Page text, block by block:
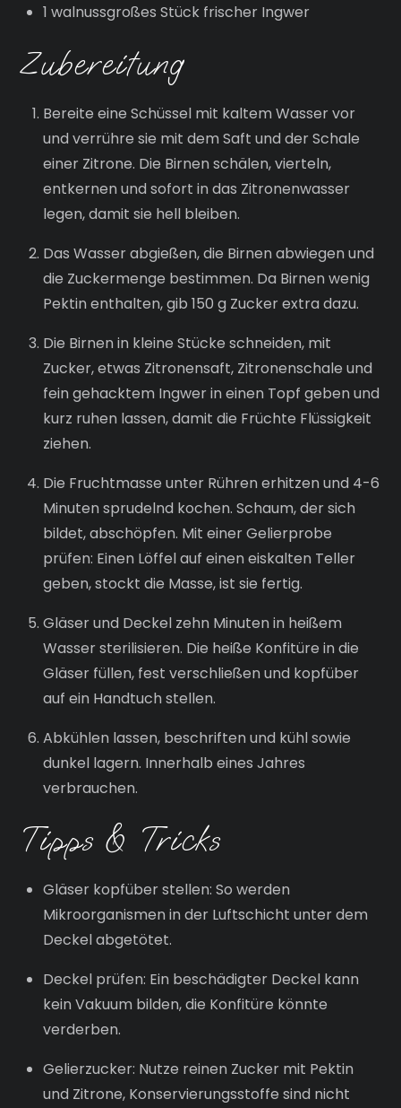
1 walnussgroßes Stück frischer Ingwer
Zubereitung
Bereite eine Schüssel mit kaltem Wasser vor
und verrühre sie mit dem Saft und der Schale
einer Zitrone. Die Birnen schälen, vierteln,
entkernen und sofort in das Zitronenwasser
legen, damit sie hell bleiben.
Das Wasser abgießen, die Birnen abwiegen und
die Zuckermenge bestimmen. Da Birnen wenig
Pektin enthalten, gib 150 g Zucker extra dazu.
Die Birnen in kleine Stücke schneiden, mit
Zucker, etwas Zitronensaft, Zitronenschale und
fein gehacktem Ingwer in einen Topf geben und
kurz ruhen lassen, damit die Früchte Flüssigkeit
ziehen.
Die Fruchtmasse unter Rühren erhitzen und 4-6
Minuten sprudelnd kochen. Schaum, der sich
bildet, abschöpfen. Mit einer Gelierprobe
prüfen: Einen Löffel auf einen eiskalten Teller
geben, stockt die Masse, ist sie fertig.
Gläser und Deckel zehn Minuten in heißem
Wasser sterilisieren. Die heiße Konfitüre in die
Gläser füllen, fest verschließen und kopfüber
auf ein Handtuch stellen.
Abkühlen lassen, beschriften und kühl sowie
dunkel lagern. Innerhalb eines Jahres
verbrauchen.
Tipps & Tricks
Gläser kopfüber stellen: So werden
Mikroorganismen in der Luftschicht unter dem
Deckel abgetötet.
Deckel prüfen: Ein beschädigter Deckel kann
kein Vakuum bilden, die Konfitüre könnte
verderben.
Gelierzucker: Nutze reinen Zucker mit Pektin
und Zitrone, Konservierungsstoffe sind nicht